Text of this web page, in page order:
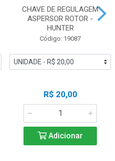
CHAVE DE REGULAGEM
ASPERSOR ROTOR -
HUNTER
Código: 19087
R$ 20,00
Adicionar